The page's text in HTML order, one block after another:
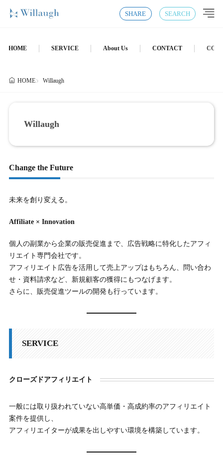
SHARE SEARCH
HOME SERVICE About Us CONTACT
HOME Willaugh
Willaugh
Change the Future
未来を創り変える。
Affiliate × Innovation
個人の副業から企業の販売促進まで、広告戦略に特化したアフィ
リエイト専門会社です。
アフィリエイト広告を活用して売上アップはもちろん、問い合わ
せ・資料請求など、新規顧客の獲得にもつなげます。
さらに、販売促進ツールの開発も行っています。
SERVICE
クローズドアフィリエイト
一般には取り扱われていない高単価・高成約率のアフィリエイト
案件を提供し、
アフィリエイターが成果を出しやすい環境を構築しています。